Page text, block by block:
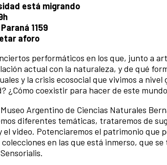
está migrando
1159
aforo
performáticos en los que, junto a
actual con la naturaleza, y de qué
y la crisis ecosocial que vivimos a
¿Cómo coexistir para hacer de este
Argentino de Ciencias Naturales
diferentes temáticas, trataremos de
video. Potenciaremos el patrimonio que
en las que está inmerso, que